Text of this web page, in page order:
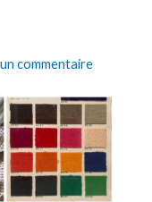
commentaire